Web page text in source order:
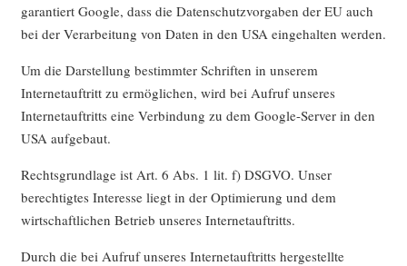
garantiert Google, dass die Datenschutzvorgaben der EU auch
bei der Verarbeitung von Daten in den USA eingehalten werden.
Um die Darstellung bestimmter Schriften in unserem
Internetauftritt zu ermöglichen, wird bei Aufruf unseres
Internetauftritts eine Verbindung zu dem Google-Server in den
USA aufgebaut.
Rechtsgrundlage ist Art. 6 Abs. 1 lit. f) DSGVO. Unser
berechtigtes Interesse liegt in der Optimierung und dem
wirtschaftlichen Betrieb unseres Internetauftritts.
Durch die bei Aufruf unseres Internetauftritts hergestellte